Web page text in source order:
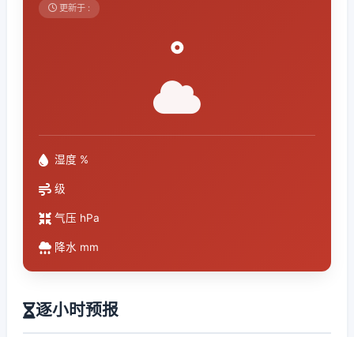
更新于 :
°
湿度 %
级
气压 hPa
降水 mm
逐小时预报